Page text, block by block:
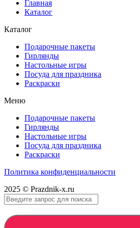
Главная
Каталог
Каталог
Подарочные пакеты
Гирлянды
Настольные игры
Посуда для праздника
Раскраски
Меню
Подарочные пакеты
Гирлянды
Настольные игры
Посуда для праздника
Раскраски
Политика конфиденциальности
2025 © Prazdnik-x.ru